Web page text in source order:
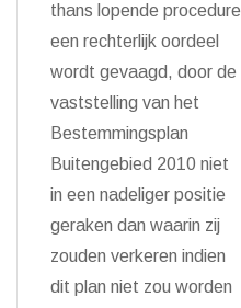
thans lopende procedure
een rechterlijk oordeel
wordt gevaagd, door de
vaststelling van het
Bestemmingsplan
Buitengebied 2010 niet
in een nadeliger positie
geraken dan waarin zij
zouden verkeren indien
dit plan niet zou worden